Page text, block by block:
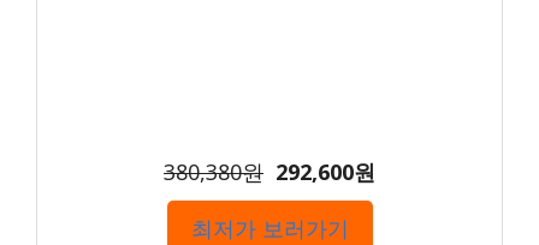
380,380원 292,600원
최저가 보러가기